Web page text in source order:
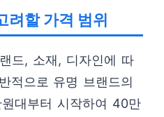
려할 가격 범위
드, 소재, 디자인에 따
적으로 유명 브랜드의
대부터 시작하여 40만